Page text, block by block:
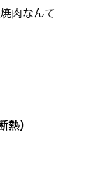
肉なんて
熱）